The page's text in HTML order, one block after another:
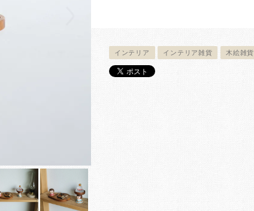
インテリア インテリア雑貨 木絵雑貨